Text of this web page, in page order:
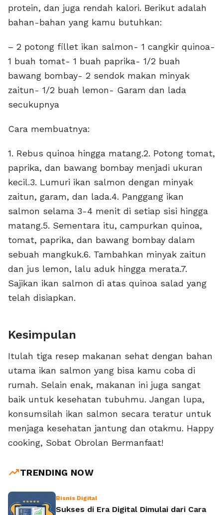
protein, dan juga rendah kalori. Berikut adalah
bahan-bahan yang kamu butuhkan:
– 2 potong fillet ikan salmon- 1 cangkir quinoa-
1 buah tomat- 1 buah paprika- 1/2 buah
bawang bombay- 2 sendok makan minyak
zaitun- 1/2 buah lemon- Garam dan lada
secukupnya
Cara membuatnya:
1. Rebus quinoa hingga matang.2. Potong tomat,
paprika, dan bawang bombay menjadi ukuran
kecil.3. Lumuri ikan salmon dengan minyak
zaitun, garam, dan lada.4. Panggang ikan
salmon selama 3-4 menit di setiap sisi hingga
matang.5. Sementara itu, campurkan quinoa,
tomat, paprika, dan bawang bombay dalam
sebuah mangkuk.6. Tambahkan minyak zaitun
dan jus lemon, lalu aduk hingga merata.7.
Sajikan ikan salmon di atas quinoa salad yang
telah disiapkan.
Kesimpulan
Itulah tiga resep makanan sehat dengan bahan
utama ikan salmon yang bisa kamu coba di
rumah. Selain enak, makanan ini juga sangat
baik untuk kesehatan tubuhmu. Jangan lupa,
konsumsilah ikan salmon secara teratur untuk
menjaga kesehatan jantung dan otakmu. Happy
cooking, Sobat Obrolan Bermanfaat!
trending_upTRENDING NOW
Bisnis Digital
Sukses di Era Digital Dimulai dari Cara